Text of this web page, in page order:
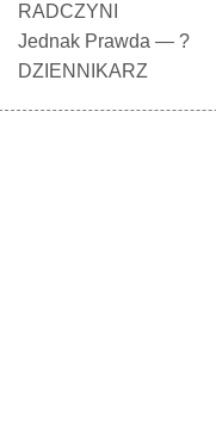
RADCZYNI
Jednak Prawda — ?
DZIENNIKARZ